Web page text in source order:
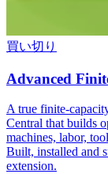
買い切り
Advanced
A true finite-
Central that builds
machines, labor,
Built, installed and
extension.